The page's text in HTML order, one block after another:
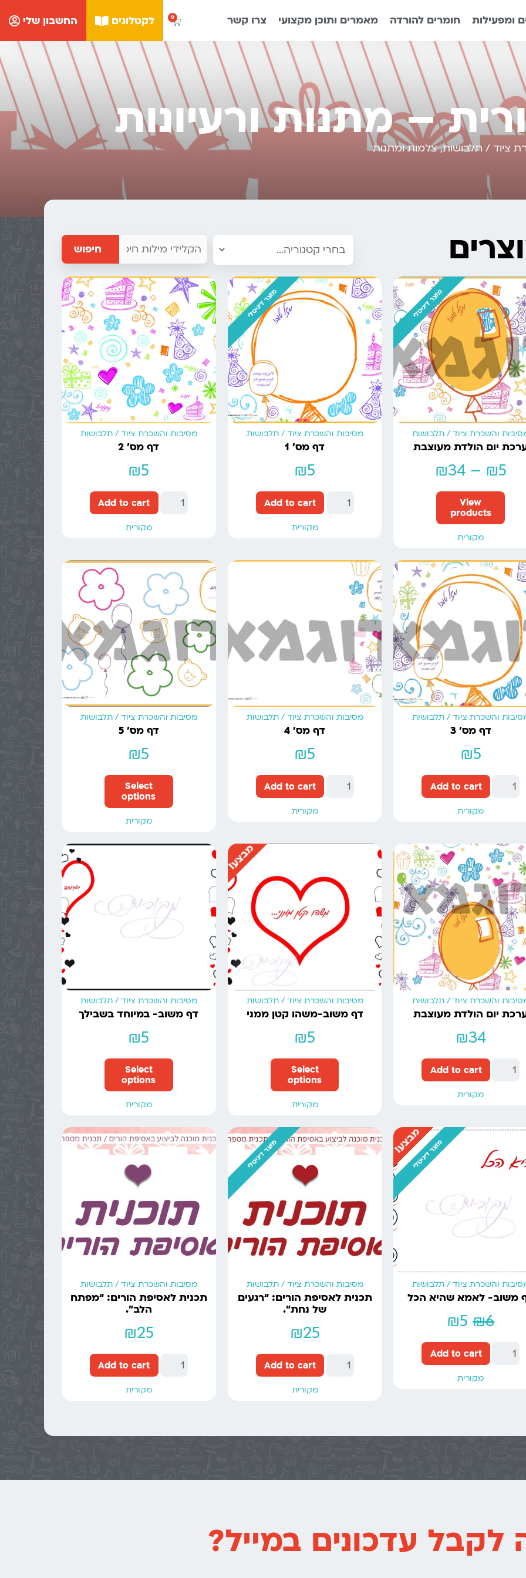
ומפעילות חומרים להורדה מאמרים ותוכן מקצועי צרו קשר לקטלוגים החשבון שלי
– מתנות ורעיונות
ציוד / תלבושות,צלמות ומתנות
חיפוש
מוצר דיגיטלי
והשכרת ציוד / תלבושות
יום הולדת מעוצבת
₪5
–
₪34
View
products
מקורית
מוצר דיגיטלי
מסיבות והשכרת ציוד / תלבושות
דף מס’ 1
₪5
Add to cart
מקורית
מסיבות והשכרת ציוד / תלבושות
דף מס’ 2
₪5
Add to cart
מקורית
והשכרת ציוד / תלבושות
דף מס’ 3
₪5
Add to cart
מקורית
מסיבות והשכרת ציוד / תלבושות
דף מס’ 4
₪5
Add to cart
מקורית
מסיבות והשכרת ציוד / תלבושות
דף מס’ 5
₪5
Select
options
מקורית
והשכרת ציוד / תלבושות
יום הולדת מעוצבת
₪34
Add to cart
מקורית
Sale! מבצע!
מסיבות והשכרת ציוד / תלבושות
דף משוב-משהו קטן ממני
₪5
Select
options
מקורית
מסיבות והשכרת ציוד / תלבושות
דף משוב- במיוחד בשבילך
₪5
Select
options
מקורית
מבצע!מוצר דיגיטלי
והשכרת ציוד / תלבושות
משוב- לאמא שהיא הכל
₪6
₪5
Add to cart
מקורית
מוצר דיגיטלי
מסיבות והשכרת ציוד / תלבושות
תכנית לאסיפת הורים: “רגעים
של נחת”.
₪25
Add to cart
מקורית
מסיבות והשכרת ציוד / תלבושות
תכנית לאסיפת הורים: “מפתח
הלב”.
₪25
Add to cart
מקורית
לקבל עדכונים במייל?